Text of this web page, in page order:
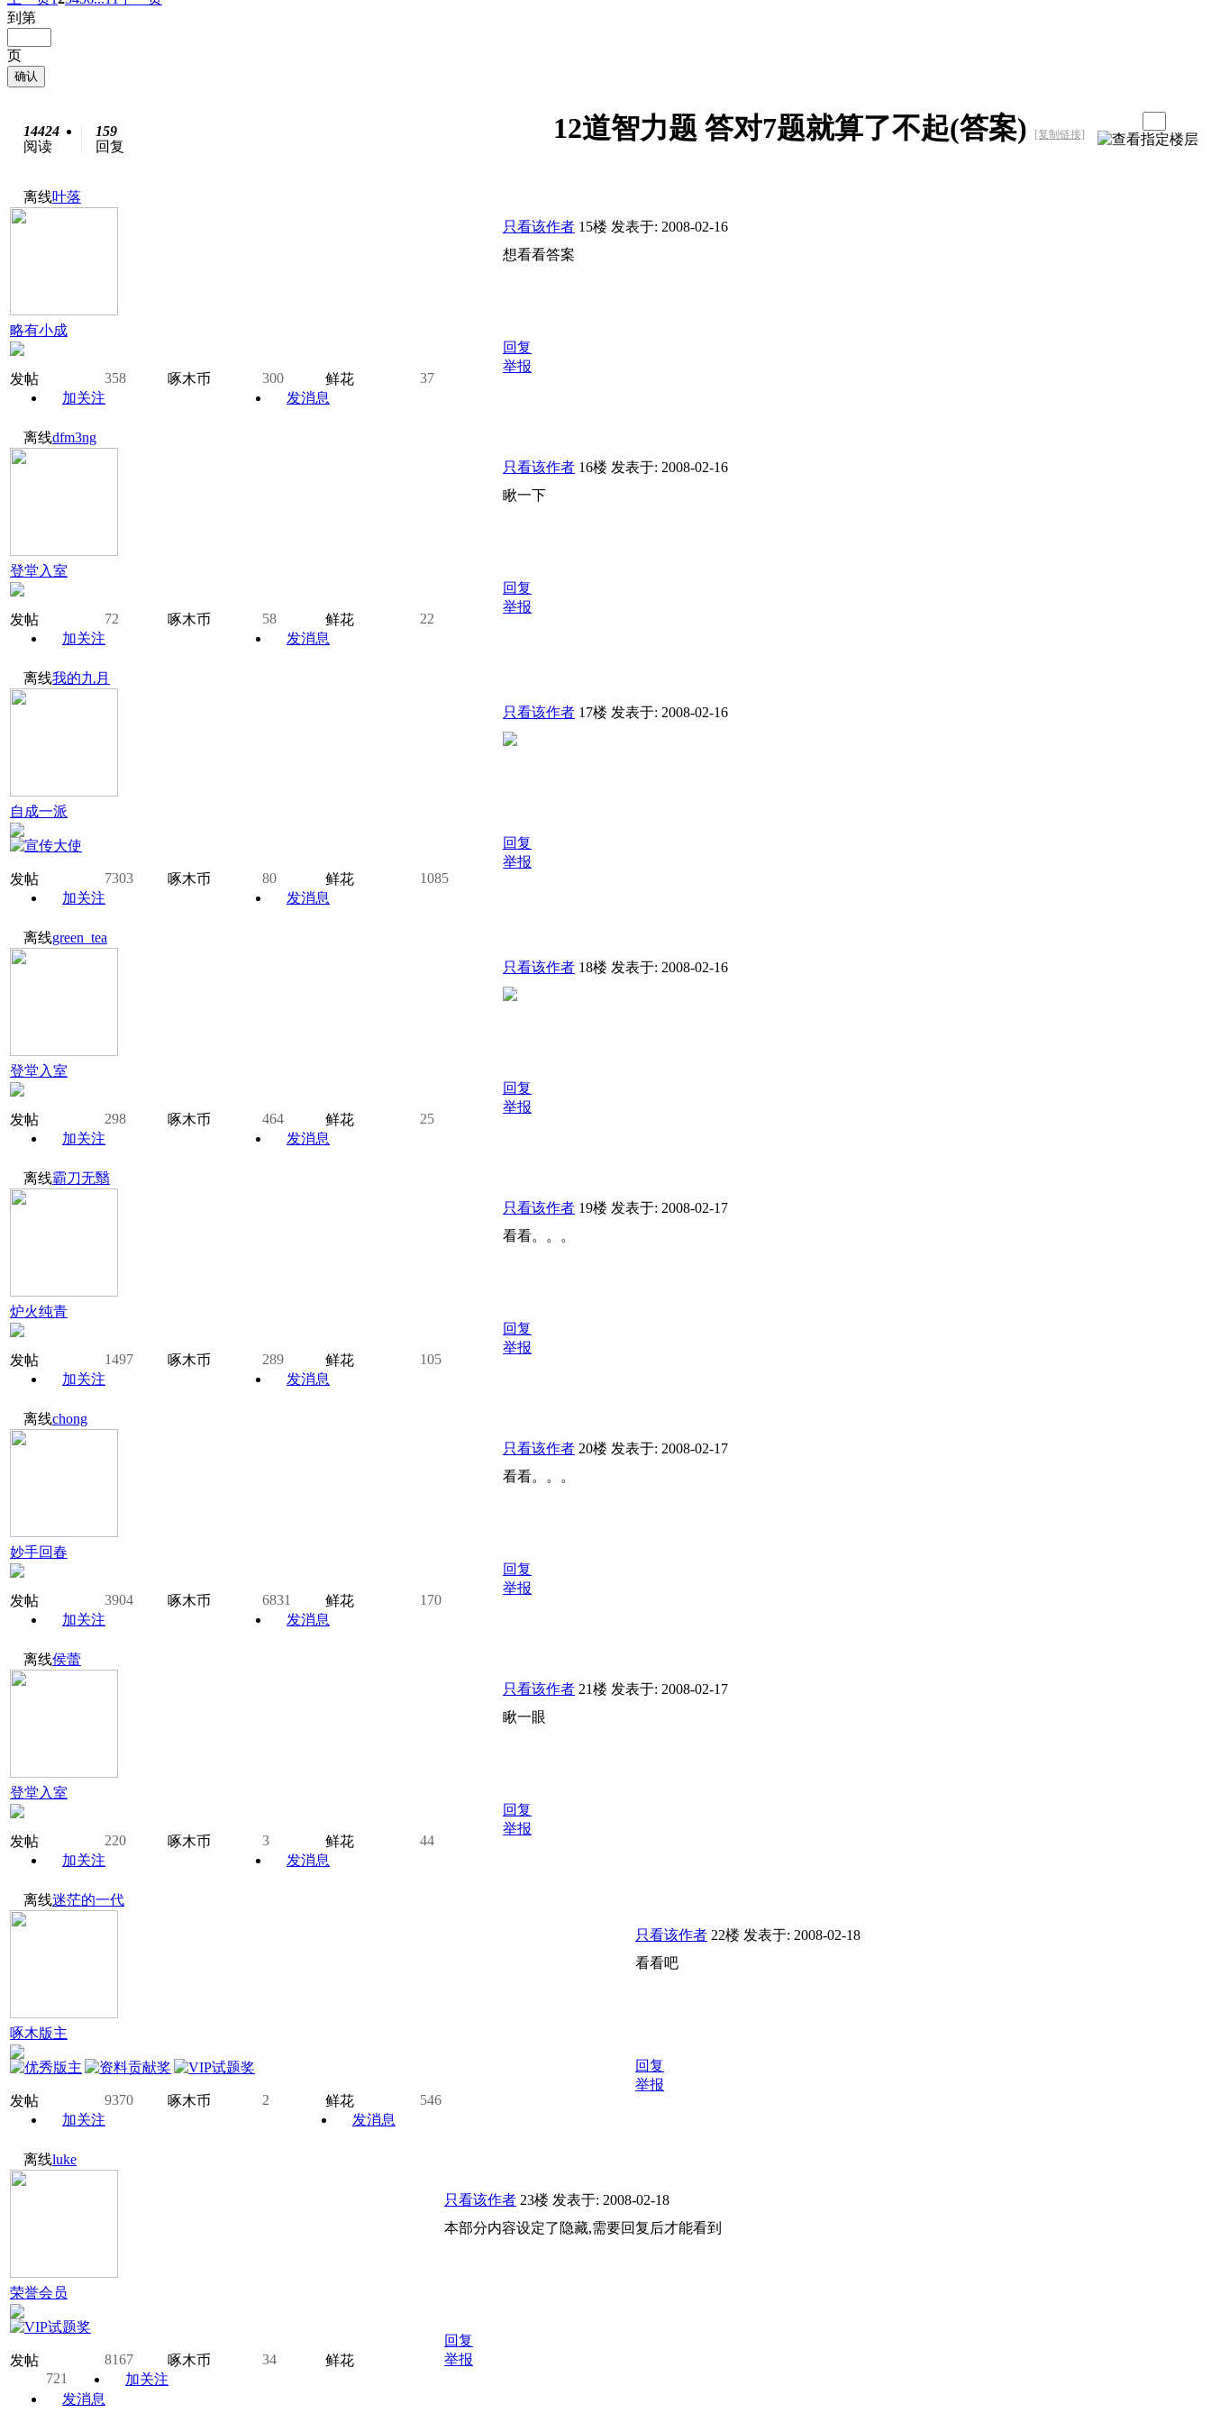
到第
页
确认
14424
阅读
159
回复
12道智力题 答对7题就算了不起(答案) [复制链接]
离线叶落
略有小成
发帖 358 啄木币 300 鲜花
37
加关注
发消息
只看该作者 15楼 发表于: 2008-02-16
想看看答案
回复
举报
离线dfm3ng
登堂入室
发帖 72 啄木币 58 鲜花
22
加关注
发消息
只看该作者 16楼 发表于: 2008-02-16
瞅一下
回复
举报
离线我的九月
自成一派
发帖 7303 啄木币 80 鲜花
1085
加关注
发消息
只看该作者 17楼 发表于: 2008-02-16
回复
举报
离线green_tea
登堂入室
发帖 298 啄木币 464 鲜花
25
加关注
发消息
只看该作者 18楼 发表于: 2008-02-16
回复
举报
离线霸刀无翳
炉火纯青
发帖 1497 啄木币 289 鲜花
105
加关注
发消息
只看该作者 19楼 发表于: 2008-02-17
看看。。。
回复
举报
离线chong
妙手回春
发帖 3904 啄木币 6831 鲜花
170
加关注
发消息
只看该作者 20楼 发表于: 2008-02-17
看看。。。
回复
举报
离线侯蕾
登堂入室
发帖 220 啄木币 3 鲜花
44
加关注
发消息
只看该作者 21楼 发表于: 2008-02-17
瞅一眼
回复
举报
离线迷茫的一代
啄木版主
发帖 9370 啄木币 2 鲜花
546
加关注
发消息
只看该作者 22楼 发表于: 2008-02-18
看看吧
回复
举报
离线luke
荣誉会员
发帖 8167 啄木币 34
鲜花
721
加关注
发消息
只看该作者 23楼 发表于: 2008-02-18
本部分内容设定了隐藏,需要回复后才能看到
回复
举报